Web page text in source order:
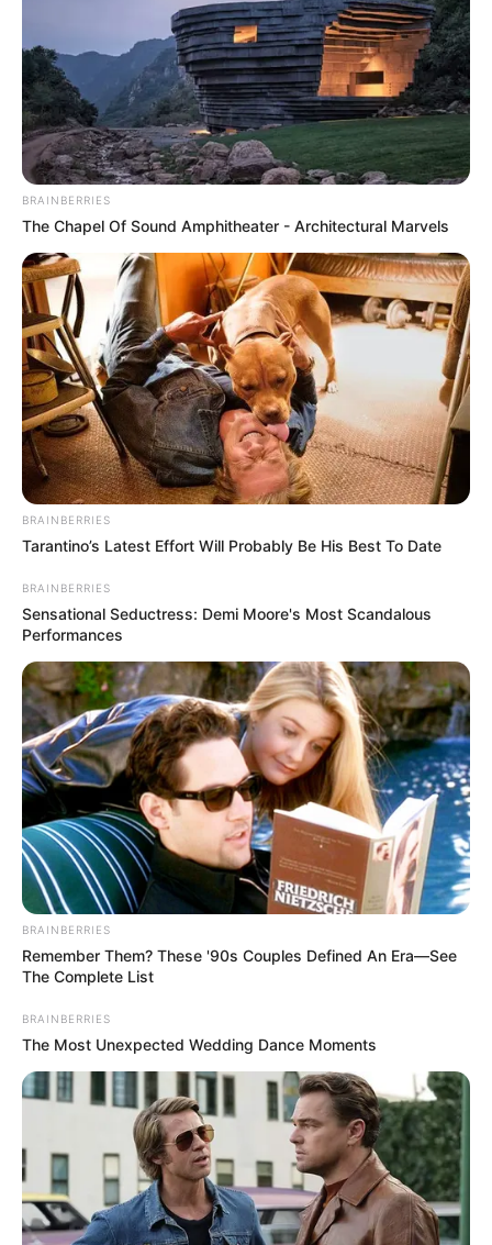
Kjo është një qytezë e vogël nga ku Qeveria Kineze ka
ndërtuar 10 fusha në kompleksin gjigand për turneun
nacional kombëtar. Në këtë turne ka marrë pjesë edhe
Guangzhu U-19 që drejtohet nga Ergys Luga. Objektivi i
vendosur për të ishte qëndrimi në elitën e turneut, që ka një
format të ngjashëm me Ligën e Kombeve. Trajneri shqiptar
ia ka dalë më së miri për të realizuar detyrat e caktuara
pavarësisht shumë problematikave që ka hasur dhe që na i
shpjegon në prononcimin për “Sport Ekspres”:
Rëndësi ka që qëndruam në elitë për vetë mënyrën sesi
rrodhën ngjarjet. Klubi ndryshoi objektivin në fund pasi
lojtarët kryesor u grumbulluan në Kombëtare dhe portieri i
dytë na u dëmtua. Kemi përshtat mesfushorin si portier,
të pretendonim për 4-shen më të mirë. Na u desh që të
ndërronim taktikat gjatë kohës që po udhëtonim me
autobuz.
E dinim shumë mirë që do hasnim probleme nga rivalët
pasi kur nuk ke një portier, mund ta pësosh lehtë golin nga
distanca. Ndonjëherë fati nuk është me më të mirin, por
me kaq shumë probleme, jam i kënaqur. Do vazhdoj edhe
sezonin tjetër këtu dhe objektivin e kemi të qartë që të
BRAINBERRIES
The Chapel Of Sound Amphitheater - Architectural Marvels
BRAINBERRIES
Tarantino’s Latest Effort Will Probably Be His Best To Date
BRAINBERRIES
Sensational Seductress: Demi Moore's Most Scandalous
Performances
BRAINBERRIES
Remember Them? These '90s Couples Defined An Era—See
The Complete List
BRAINBERRIES
The Most Unexpected Wedding Dance Moments